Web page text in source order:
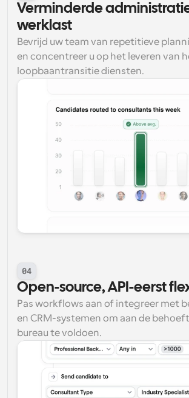
Verminderde
werklast
Bevrijd uw team van repetitieve
en concentreer u op het leveren van
loopbaantransitie diensten.
04
Open-source, API-eerst
Pas workflows aan of integreer met
en CRM-systemen om aan de
bureau te voldoen.